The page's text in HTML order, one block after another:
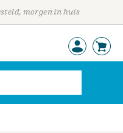
morgen in huis